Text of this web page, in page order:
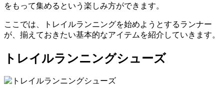
をもって集めるという楽しみ方ができます。
ここでは、トレイルランニングを始めようとするランナー
が、揃えておきたい基本的なアイテムを紹介していきます。
トレイルランニングシューズ